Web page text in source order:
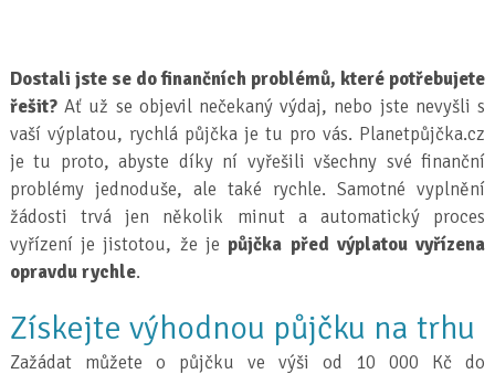
Dostali jste se do finančních problémů, které potřebujete
řešit?Ať už se objevil nečekaný výdaj, nebo jste nevyšli s
vaší výplatou, rychlá půjčka je tu pro vás. Planetpůjčka.cz
je tu proto, abyste díky ní vyřešili všechny své finanční
problémy jednoduše, ale také rychle. Samotné vyplnění
žádosti trvá jen několik minut a automatický proces
vyřízení je jistotou, že je půjčka před výplatou vyřízena
opravdu rychle.
Získejte výhodnou půjčku na trhu
Zažádat můžete o půjčku ve výši od 10 000 Kč do